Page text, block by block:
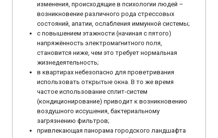
изменения, происходящие в психологии людей –
возникновение различного рода стрессовых
состояний, апатии, ослабления иммунной системы;
с повышением этажности (начиная с пятого)
напряжённость электромагнитного поля,
становится ниже, чем это требует нормальная
жизнедеятельность;
в квартирах небезопасно для проветривания
использовать открытые окна. В то же время
частое использование сплит-систем
(кондиционирование) приводит к возникновению
воздушного иссушения, бактериальному
загрязнению фильтров;
привлекающая панорама городского ландшафта